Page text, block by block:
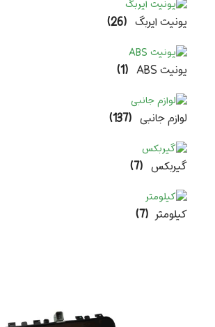
یونیت ایربگ (26)
یونیت ABS (1)
لوازم جانبی (137)
گیربکس (7)
کیلومتر (7)